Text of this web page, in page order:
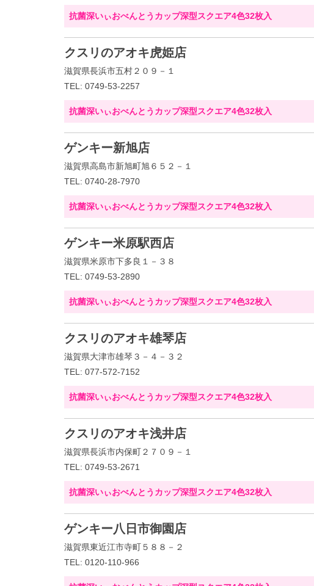
抗菌深いぃおべんとうカップ深型スクエア4色32枚入
クスリのアオキ虎姫店
滋賀県長浜市五村２０９－１
TEL: 0749-53-2257
抗菌深いぃおべんとうカップ深型スクエア4色32枚入
ゲンキー新旭店
滋賀県高島市新旭町旭６５２－１
TEL: 0740-28-7970
抗菌深いぃおべんとうカップ深型スクエア4色32枚入
ゲンキー米原駅西店
滋賀県米原市下多良１－３８
TEL: 0749-53-2890
抗菌深いぃおべんとうカップ深型スクエア4色32枚入
クスリのアオキ雄琴店
滋賀県大津市雄琴３－４－３２
TEL: 077-572-7152
抗菌深いぃおべんとうカップ深型スクエア4色32枚入
クスリのアオキ浅井店
滋賀県長浜市内保町２７０９－１
TEL: 0749-53-2671
抗菌深いぃおべんとうカップ深型スクエア4色32枚入
ゲンキー八日市御園店
滋賀県東近江市寺町５８８－２
TEL: 0120-110-966